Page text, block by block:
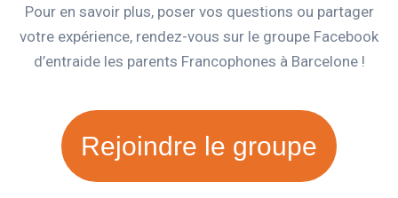
Pour en savoir plus, poser vos questions ou partager
votre expérience, rendez-vous sur le groupe Facebook
d’entraide les parents Francophones à Barcelone !
Rejoindre le groupe